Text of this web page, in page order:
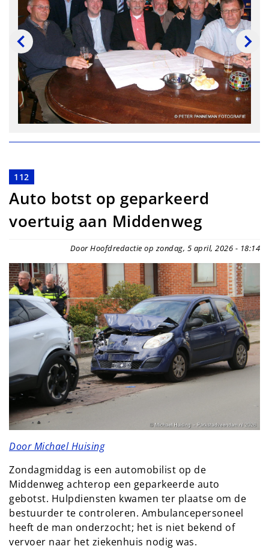
112
Auto botst op geparkeerd
voertuig aan Middenweg
Door Hoofdredactie op zondag, 5 april, 2026 - 18:14
Door Michael Huising
Zondagmiddag is een automobilist op de
Middenweg achterop een geparkeerde auto
gebotst. Hulpdiensten kwamen ter plaatse om de
bestuurder te controleren. Ambulancepersoneel
heeft de man onderzocht; het is niet bekend of
vervoer naar het ziekenhuis nodig was.